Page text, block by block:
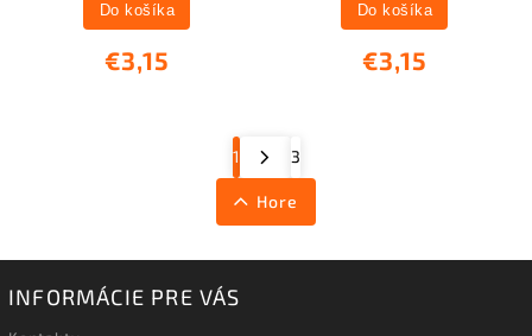
€3,15
Do košíka
€3,15
Do košíka
1 3
Hore
INFORMÁCIE PRE VÁS